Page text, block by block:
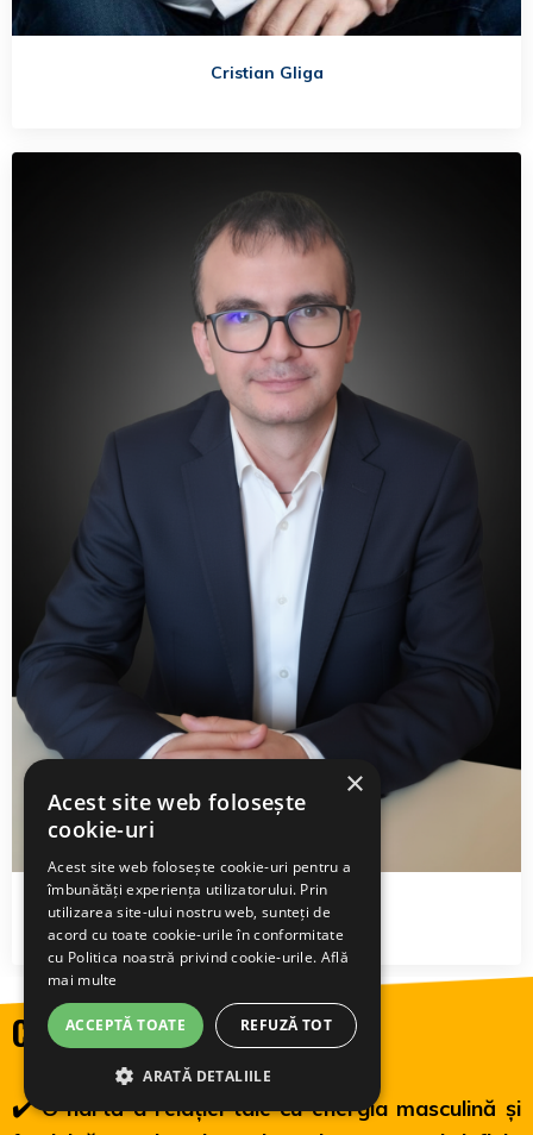
Cristian Gliga
Răzvan Benchea
Ce obții concret
✔️ O hartă a relației tale cu energia masculină și
×
Acest site web folosește
cookie-uri
Acest site web folosește cookie-uri pentru a
îmbunătăți experiența utilizatorului. Prin
utilizarea site-ului nostru web, sunteți de
acord cu toate cookie-urile în conformitate
cu Politica noastră privind cookie-urile. Află
mai multe
ACCEPTĂ TOATE REFUZĂ TOT
ARATĂ DETALIILE